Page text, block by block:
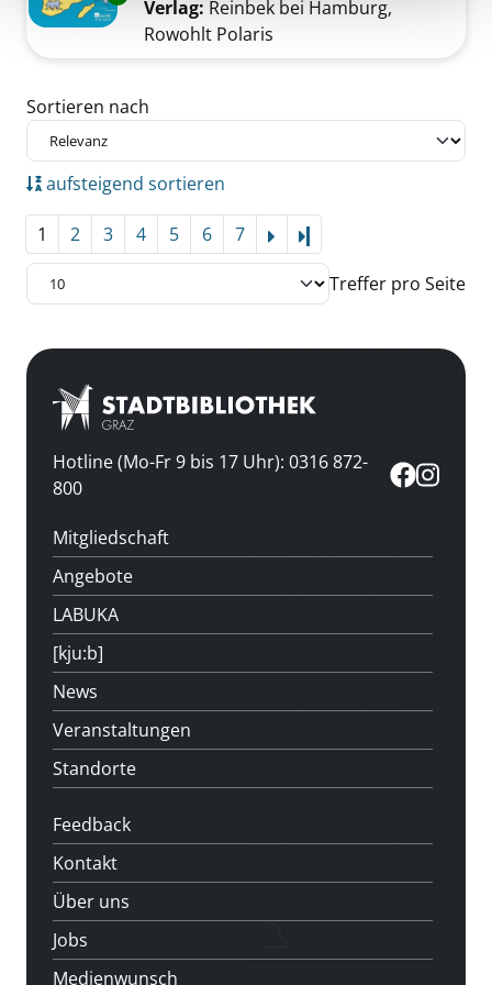
Verlag: Reinbek bei Hamburg,
Rowohlt Polaris
Zu den Suchfiltern springen
Sortieren nach
aufsteigend sortieren
1 2 3 4 5 6 7
Treffer pro Seite
Hotline (Mo-Fr 9 bis 17 Uhr): 0316 872-
800
Mitgliedschaft
Angebote
LABUKA
[kju:b]
News
Veranstaltungen
Standorte
Feedback
Kontakt
Über uns
Jobs
Medienwunsch